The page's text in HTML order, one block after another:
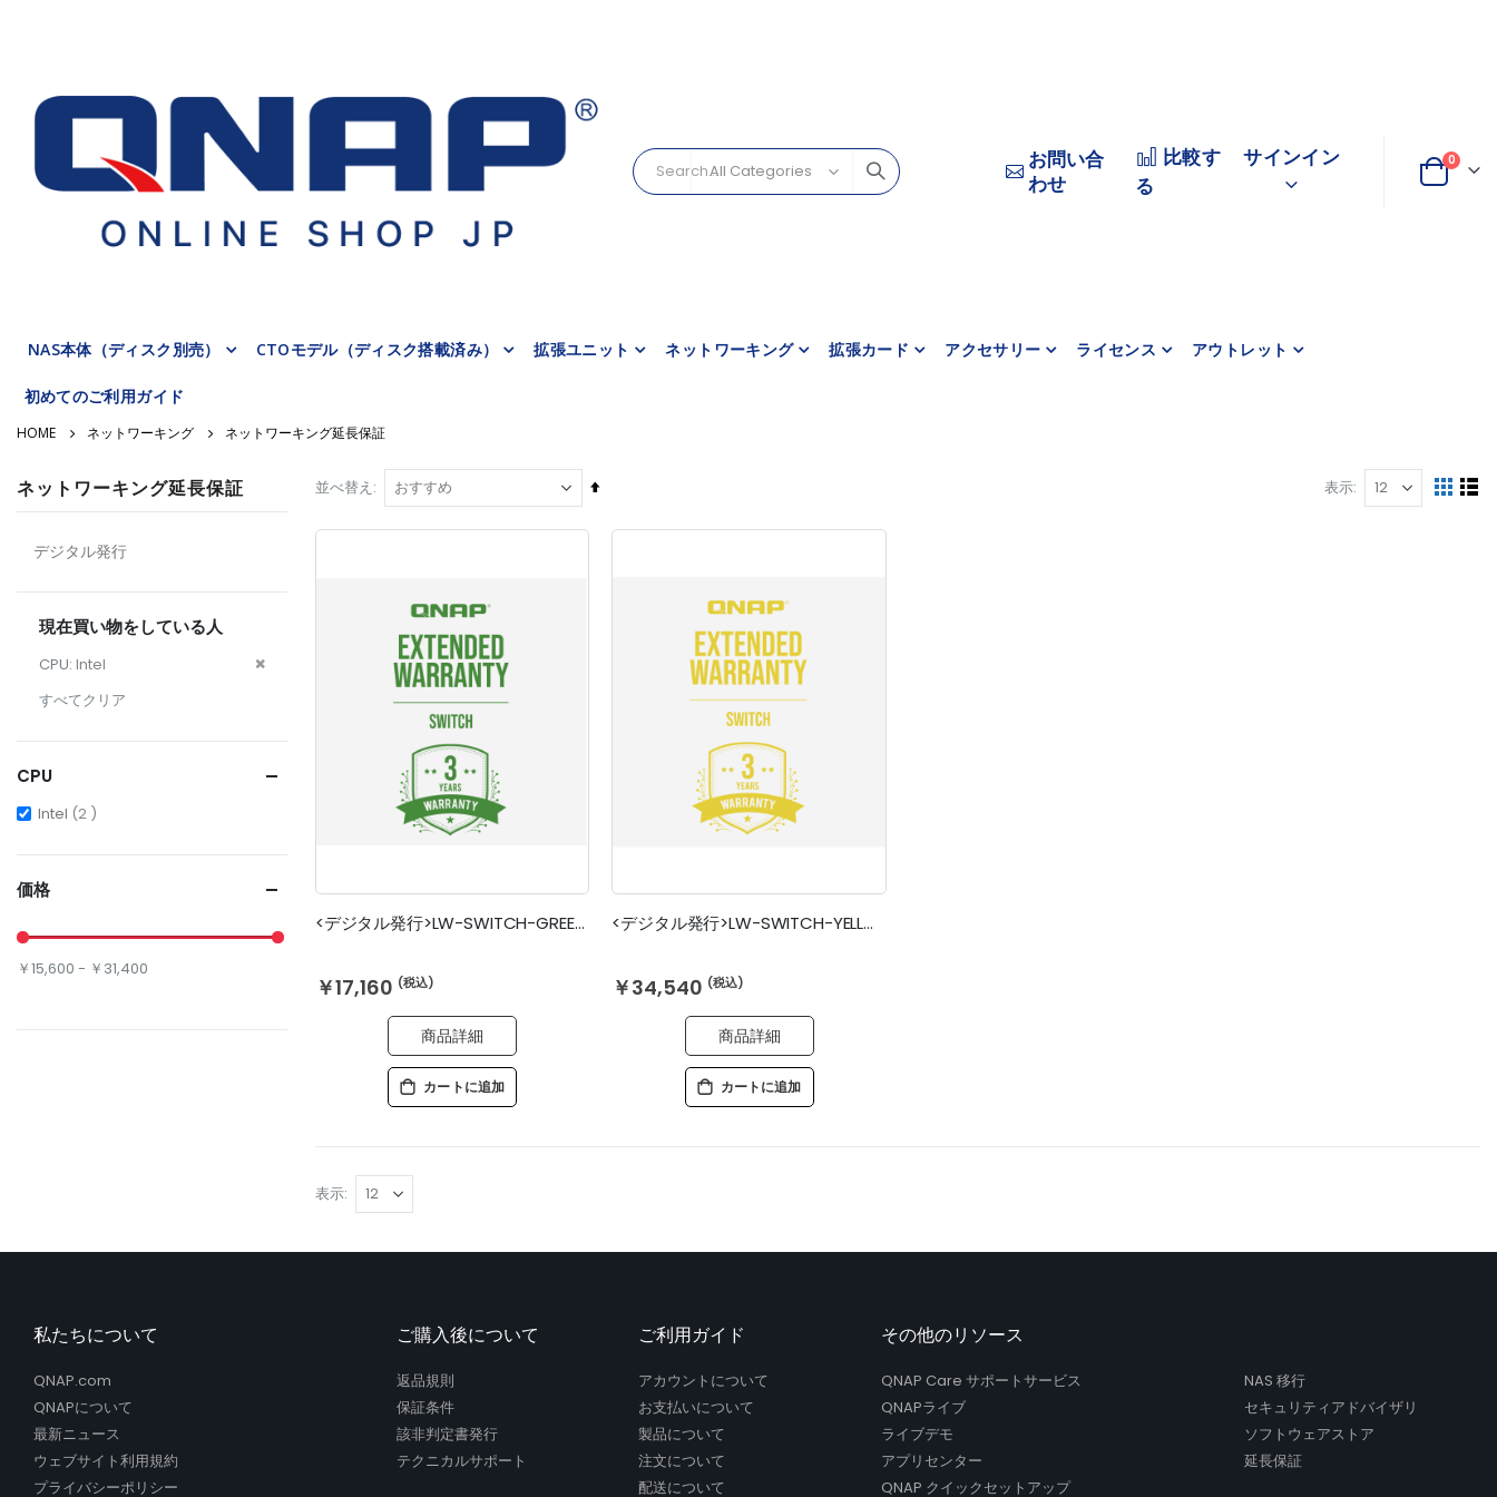
お問い合
わせ
比較す
る
サインイン
変
カート
0商品
NAS本体（ディスク別売） CTOモデル（ディスク搭載済み） 拡張ユニット ネットワーキング 拡張カード アクセサリー ライセンス アウトレット
初めてのご利用ガイド
ネットワーキング ネットワーキング延長保証
並べ替え
降
表示
表表 リ
<デジタル発行>LW-SWITCH-GREEN-3Y-EI
￥17,160
商品詳細
カートに追加
<デジタル発行>LW-SWITCH-YELLOW-3Y-EI
￥34,540
商品詳細
カートに追加
表示
ネットワーキング延長保証
デジタル発行
現在買い物をしている人
CPU Intel
こ
品
す
すべてクリア
CPU
Intel 2 items
価格
￥15,600 - ￥31,400
私たちについて
QNAP.com
QNAPについて
最新ニュース
ウェブサイト利用規約
プライバシーポリシー
ご購入後について
返品規則
保証条件
該非判定書発行
テクニカルサポート
ご利用ガイド
アカウントについて
お支払いについて
製品について
注文について
配送について
その他のリソース
QNAP Care サポートサービス
QNAPライブ
ライブデモ
アプリセンター
QNAP クイックセットアップ
NAS 移行
セキュリティアドバイザリ
ソフトウェアストア
延長保証